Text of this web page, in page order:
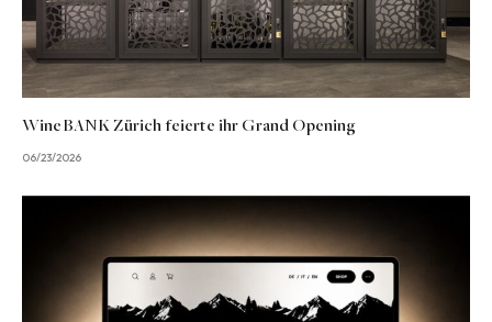
WineBANK Zürich feierte ihr Grand Opening
06/23/2026